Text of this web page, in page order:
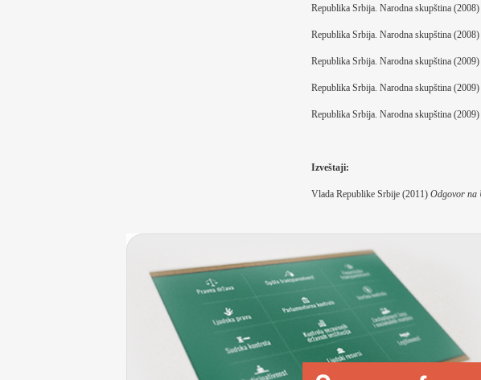
Republika Srbija. Narodna skupština (2008)
Republika Srbija. Narodna skupština (2008)
Republika Srbija. Narodna skupština (2009)
Republika Srbija. Narodna skupština (2009)
Republika Srbija. Narodna skupština (2009)
Izveštaji:
Vlada Republike Srbije (2011) Odgovor na